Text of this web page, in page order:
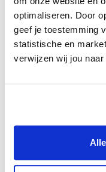
optimaliseren. Door
geef je toestemming
statistische en
verwijzen wij jou